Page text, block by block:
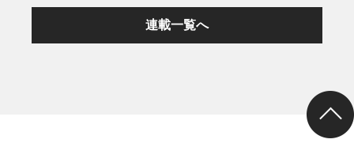
連載一覧へ